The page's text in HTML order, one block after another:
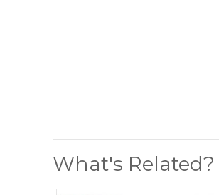
What's Related?